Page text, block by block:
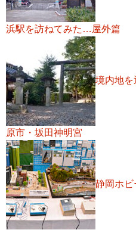
浜駅を訪ねてみた…屋外篇
境内地
原市・坂田神明宮
静岡ホ